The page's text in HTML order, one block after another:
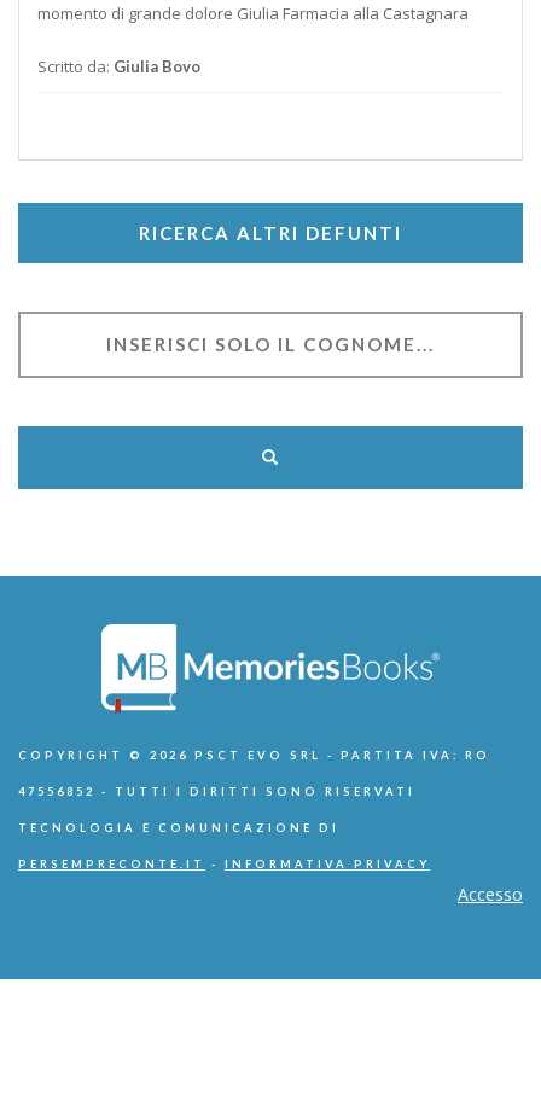
momento di grande dolore Giulia Farmacia alla Castagnara
Scritto da: Giulia Bovo
RICERCA ALTRI DEFUNTI
COPYRIGHT © 2026 PSCT EVO SRL - PARTITA IVA: RO
47556852 - TUTTI I DIRITTI SONO RISERVATI
TECNOLOGIA E COMUNICAZIONE DI
PERSEMPRECONTE.IT - INFORMATIVA PRIVACY
Accesso